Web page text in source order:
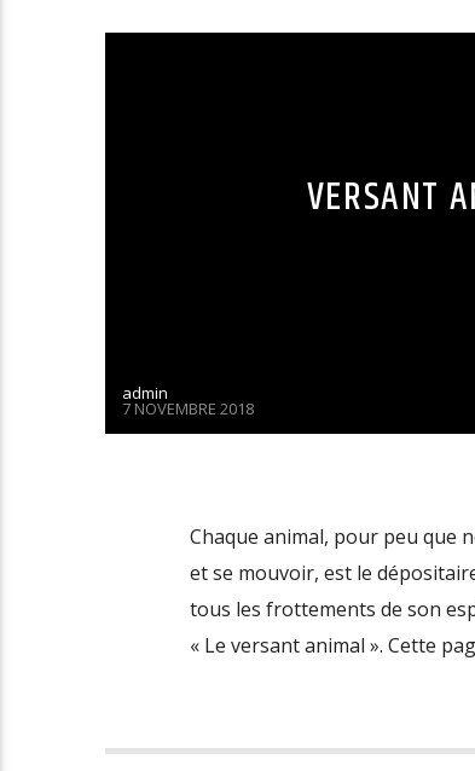
VERSANT
admin
7 NOVEMBRE 2018
Chaque animal, pour peu que
et se mouvoir, est le
tous les frottements de
« Le versant animal ». Cette